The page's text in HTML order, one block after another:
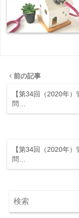
前の記事
【第34回（2020年
問…
【第34回（2020年
問…